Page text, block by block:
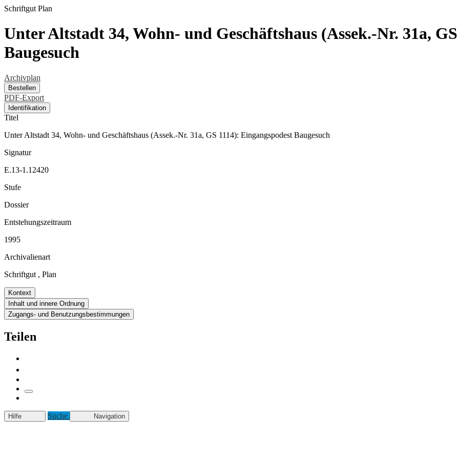
Schriftgut Plan
Unter Altstadt 34, Wohn- und Geschäftshaus (Assek.-Nr. 31a,
Baugesuch
Archivplan
Bestellen
PDF-Export
Identifikation
Titel
Unter Altstadt 34, Wohn- und Geschäftshaus (Assek.-Nr. 31a, GS 1114): Eingangspodest Baugesuch
Signatur
E.13-1.12420
Stufe
Dossier
Entstehungszeitraum
1995
Archivalienart
Schriftgut , Plan
Kontext
Inhalt und innere Ordnung
Zugangs- und Benutzungsbestimmungen
Teilen
Hilfe Suche Navigation